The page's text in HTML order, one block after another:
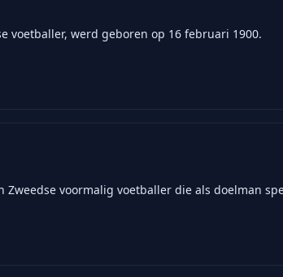
voetballer, werd geboren op 16 februari 1900.
Zweedse voormalig voetballer die als doelman